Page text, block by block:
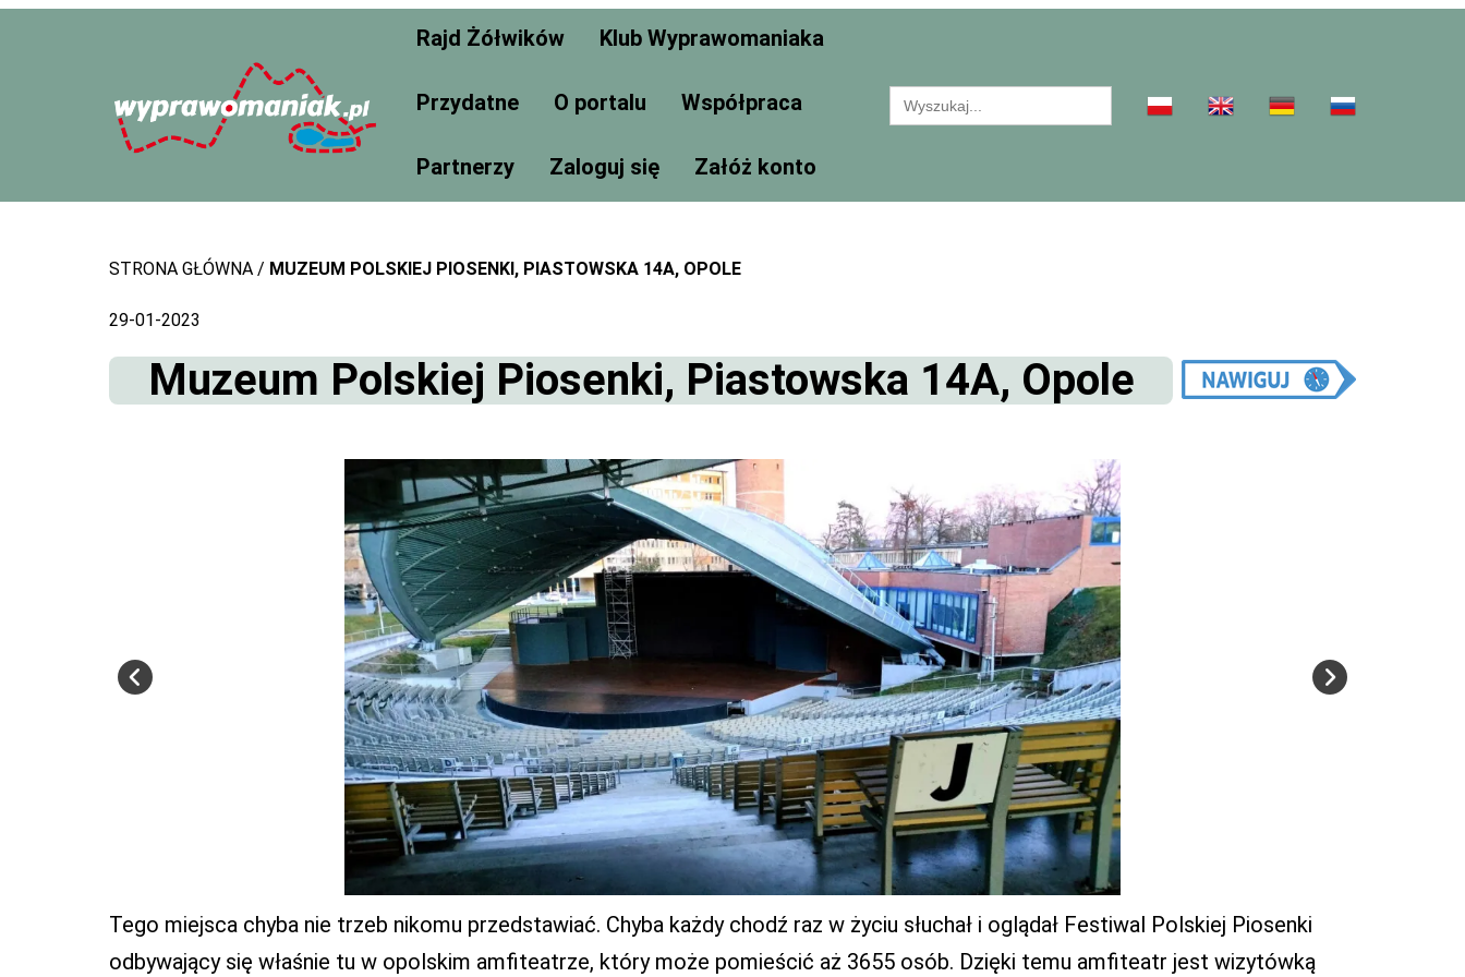
Rajd Żółwików Klub Wyprawomaniaka
Przydatne O portalu Współpraca
Partnerzy Zaloguj się Załóż konto
Search
for:
STRONA GŁÓWNA MUZEUM POLSKIEJ PIOSENKI, PIASTOWSKA 14A, OPOLE
29-01-2023
Muzeum Polskiej Piosenki, Piastowska 14A, Opole
Tego miejsca chyba nie trzeb nikomu przedstawiać. Chyba każdy chodź raz w życiu słuchał i oglądał Festiwal Polskiej Piosenki
odbywający się właśnie tu w opolskim amfiteatrze, który może pomieścić aż 3655 osób. Dzięki temu amfiteatr jest wizytówką